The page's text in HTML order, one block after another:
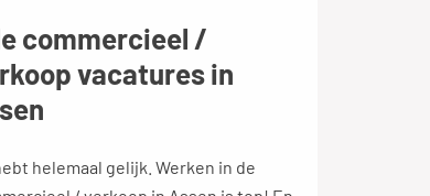
commercieel /
vacatures in
helemaal gelijk. Werken in de